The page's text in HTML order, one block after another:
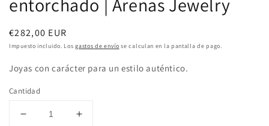
entorchado | Arenas Jewelry
Precio
habitual
€282,00 EUR
Impuesto incluido. Losgastos de envío se calculan en la pantalla de pago.
Joyas con carácter para un estilo auténtico.
Cantidad
Reducir
Aumentar